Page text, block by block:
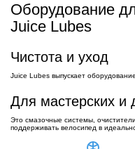
Оборудование
Juice Lubes
Чистота и уход
Juice Lubes выпускает
Для мастерских и
Это смазочные системы,
поддерживать велосипед в